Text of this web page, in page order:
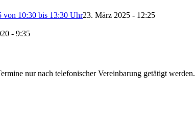
von 10:30 bis 13:30 Uhr23. März 2025 - 12:25
- 9:35
nur nach telefonischer Vereinbarung getätigt werden.